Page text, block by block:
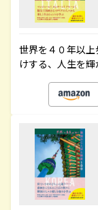
世界を４０年以
けする、人生を